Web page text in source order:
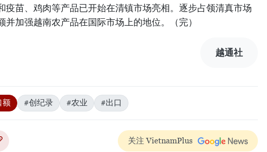
疫苗、鸡肉等产品已开始在清镇市场亮相。逐步占领清真市场
并加强越南农产品在国际市场上的地位。（完）
越通社
额 #创纪录 #农业 #出口
关注 VietnamPlus